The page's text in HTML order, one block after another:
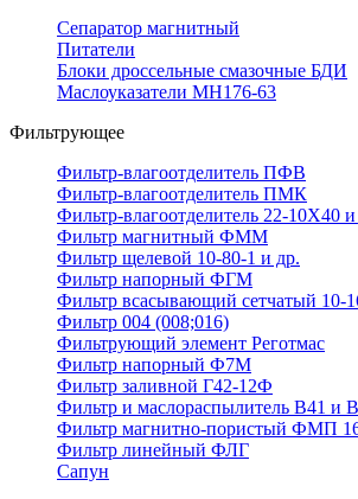
Сепаратор магнитный
Питатели
Блоки дроссельные смазочные БДИ
Маслоуказатели МН176-63
Фильтрующее
Фильтр-влагоотделитель ПФВ
Фильтр-влагоотделитель ПМК
Фильтр-влагоотделитель 22-10Х40 и
Фильтр магнитный ФММ
Фильтр щелевой 10-80-1 и др.
Фильтр напорный ФГМ
Фильтр всасывающий сетчатый 10-
Фильтр 004 (008;016)
Фильтрующий элемент Реготмас
Фильтр напорный Ф7М
Фильтр заливной Г42-12Ф
Фильтр и маслораспылитель В41 и
Фильтр магнитно-пористый ФМП
Фильтр линейный ФЛГ
Сапун